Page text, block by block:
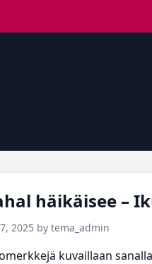
häikäisee –
2025 by tema_admin
kuvaillaan